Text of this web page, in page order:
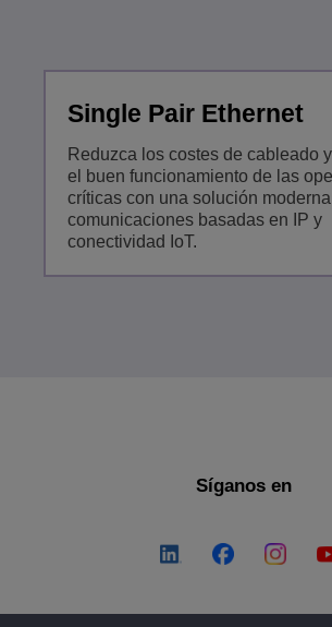
Single Pair Ethernet
Reduzca los costes de cableado
el buen funcionamiento de las
críticas con una solución
comunicaciones basadas en IP y
conectividad IoT.
Síganos en